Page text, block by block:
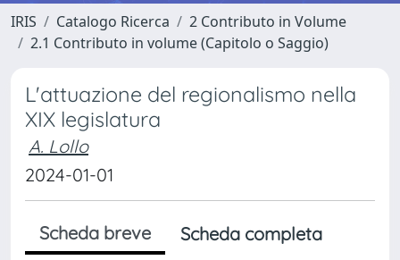
IRIS Catalogo Ricerca
2 Contributo in Volume
2.1 Contributo in volume (Capitolo o Saggio)
L'attuazione del regionalismo nella
XIX legislatura
A. Lollo
2024-01-01
Scheda breve
Scheda completa